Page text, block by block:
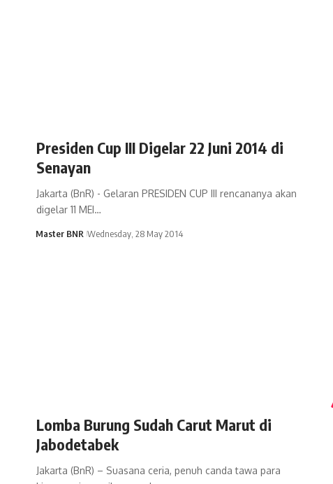
Presiden Cup III Digelar 22 Juni 2014 di
Senayan
Jakarta (BnR) - Gelaran PRESIDEN CUP III rencananya akan
digelar 11 MEI…
Master BNR Wednesday, 28 May 2014
Lomba Burung Sudah Carut Marut di
Jabodetabek
Jakarta (BnR) – Suasana ceria, penuh canda tawa para